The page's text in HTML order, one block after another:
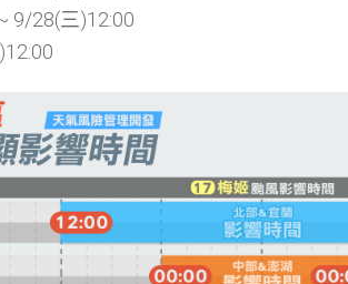
9/28(三)12:00